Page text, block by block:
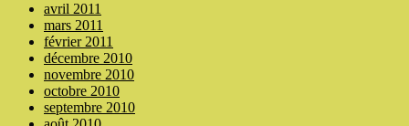
avril 2011
mars 2011
février 2011
décembre 2010
novembre 2010
octobre 2010
septembre 2010